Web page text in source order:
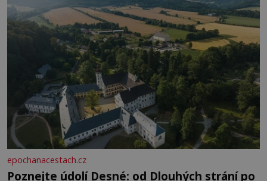
epochanacestach.cz
Poznejte údolí Desné: od Dlouhých strání po